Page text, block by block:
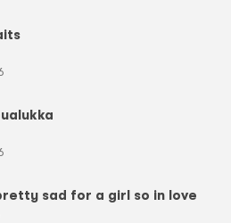
sad for a girl so in love